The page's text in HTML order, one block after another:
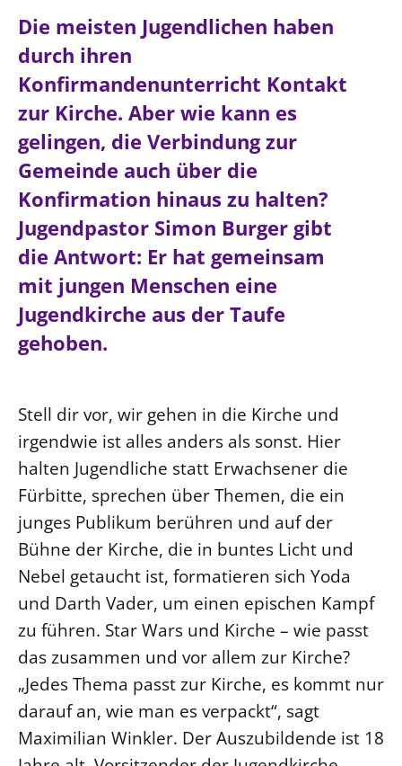
Die meisten Jugendlichen haben
durch ihren
Konfirmandenunterricht Kontakt
zur Kirche. Aber wie kann es
gelingen, die Verbindung zur
Gemeinde auch über die
Konfirmation hinaus zu halten?
Jugendpastor Simon Burger gibt
die Antwort: Er hat gemeinsam
mit jungen Menschen eine
Jugendkirche aus der Taufe
gehoben.
Stell dir vor, wir gehen in die Kirche und
irgendwie ist alles anders als sonst. Hier
halten Jugendliche statt Erwachsener die
Fürbitte, sprechen über Themen, die ein
junges Publikum berühren und auf der
Bühne der Kirche, die in buntes Licht und
Nebel getaucht ist, formatieren sich Yoda
und Darth Vader, um einen epischen Kampf
zu führen. Star Wars und Kirche – wie passt
das zusammen und vor allem zur Kirche?
„Jedes Thema passt zur Kirche, es kommt nur
darauf an, wie man es verpackt“, sagt
Maximilian Winkler. Der Auszubildende ist 18
Kirche und Finanzen
Personalausschuss
LANDESKIRCHENAMT
Willkommen
Kollegium
Abteilungen des Landeskirchenamts
Rechnungsprüfungsamt
Fachstelle Sexualisierte Gewalt
Beschwerdestellen
Kirchenämter
Gleichstellung
LANDESSYNODE
27. Landessynode
Kontakt
Hintergrund
MITARBEIT
Ehrenamt
Beruf
Freie Stellen
BIBLIOTHEK & ARCHIV
SERVICE
Evangelische Kirche
Lutherische Kirche
Glaubensbekenntnis
Positionen
Ökumene
Religionen
Gegen Gewalt
KLIMASCHUTZ
Nachhaltigkeit
Erneuerbare Energien
Mobilität
Naturschutz
Gebäude
Impressum
Datenschutz
Kontakt
Barrierefreiheit
Presse
Freie Stellen
Service für Gemeinden
Suche